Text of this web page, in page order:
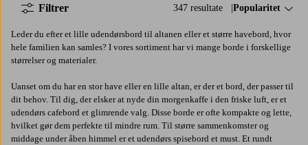
347 resultate Sorter efter:
Popularitet
Filtrer
Leder du efter et lille udendørsbord til altanen eller et større havebord, hvor
hele familien kan samles? I vores sortiment har vi mange borde i forskellige
størrelser og materialer.
Uanset om du har en stor have eller en lille altan, er der et bord, der passer til
dit behov. Til dig, der elsker at nyde din morgenkaffe i den friske luft, er et
udendørs cafebord et glimrende valg. Disse borde er ofte kompakte og lette,
hvilket gør dem perfekte til mindre rum. Til større sammenkomster og
middage under åben himmel er et udendørs spisebord et must. Et rundt